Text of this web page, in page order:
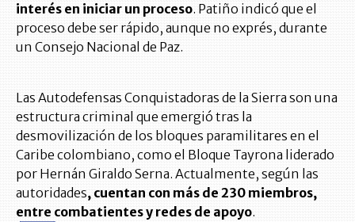
interés en iniciar un proceso. Patiño indicó que el
proceso debe ser rápido, aunque no exprés, durante
un Consejo Nacional de Paz.
Las Autodefensas Conquistadoras de la Sierra son una
estructura criminal que emergió tras la
desmovilización de los bloques paramilitares en el
Caribe colombiano, como el Bloque Tayrona liderado
por Hernán Giraldo Serna. Actualmente, según las
autoridades, cuentan con más de 230 miembros,
entre combatientes y redes de apoyo.